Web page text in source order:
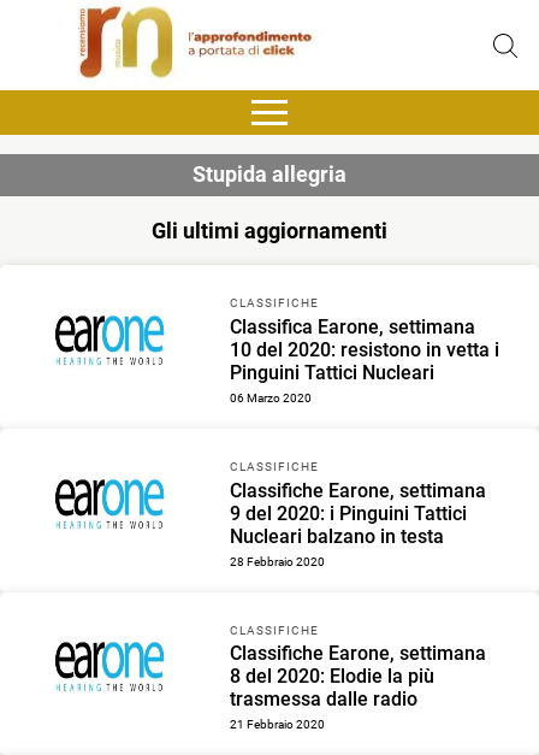
Stupida allegria
Gli ultimi aggiornamenti
CLASSIFICHE
Classifica Earone, settimana
10 del 2020: resistono in vetta i
Pinguini Tattici Nucleari
06 Marzo 2020
CLASSIFICHE
Classifiche Earone, settimana
9 del 2020: i Pinguini Tattici
Nucleari balzano in testa
28 Febbraio 2020
CLASSIFICHE
Classifiche Earone, settimana
8 del 2020: Elodie la più
trasmessa dalle radio
21 Febbraio 2020